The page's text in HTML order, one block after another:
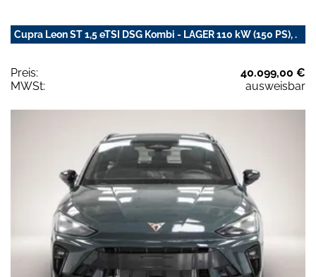
Cupra Leon ST 1,5 eTSI DSG Kombi - LAGER 110 kW (150 PS), .
Preis:
40.099,00 €
MWSt:
ausweisbar